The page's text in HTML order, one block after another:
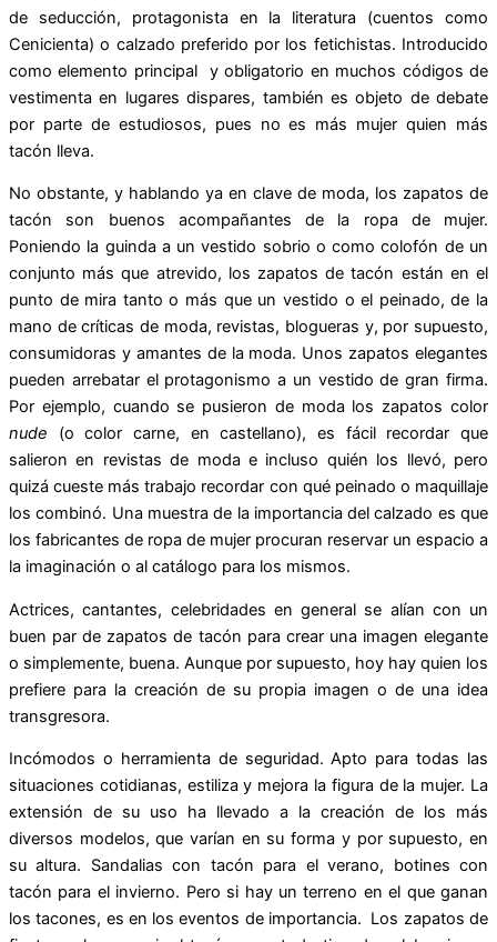
de seducción, protagonista en la literatura (cuentos como
Cenicienta) o calzado preferido por los fetichistas. Introducido
como elemento principal y obligatorio en muchos códigos de
vestimenta en lugares dispares, también es objeto de debate
por parte de estudiosos, pues no es más mujer quien más
tacón lleva.
No obstante, y hablando ya en clave de moda, los zapatos de
tacón son buenos acompañantes de la ropa de mujer.
Poniendo la guinda a un vestido sobrio o como colofón de un
conjunto más que atrevido, los zapatos de tacón están en el
punto de mira tanto o más que un vestido o el peinado, de la
mano de críticas de moda, revistas, blogueras y, por supuesto,
consumidoras y amantes de la moda. Unos zapatos elegantes
pueden arrebatar el protagonismo a un vestido de gran firma.
Por ejemplo, cuando se pusieron de moda los zapatos color
nude (o color carne, en castellano), es fácil recordar que
salieron en revistas de moda e incluso quién los llevó, pero
quizá cueste más trabajo recordar con qué peinado o maquillaje
los combinó. Una muestra de la importancia del calzado es que
los fabricantes de ropa de mujer procuran reservar un espacio a
la imaginación o al catálogo para los mismos.
Actrices, cantantes, celebridades en general se alían con un
buen par de zapatos de tacón para crear una imagen elegante
o simplemente, buena. Aunque por supuesto, hoy hay quien los
prefiere para la creación de su propia imagen o de una idea
transgresora.
Incómodos o herramienta de seguridad. Apto para todas las
situaciones cotidianas, estiliza y mejora la figura de la mujer. La
extensión de su uso ha llevado a la creación de los más
diversos modelos, que varían en su forma y por supuesto, en
su altura. Sandalias con tacón para el verano, botines con
tacón para el invierno. Pero si hay un terreno en el que ganan
los tacones, es en los eventos de importancia. Los zapatos de